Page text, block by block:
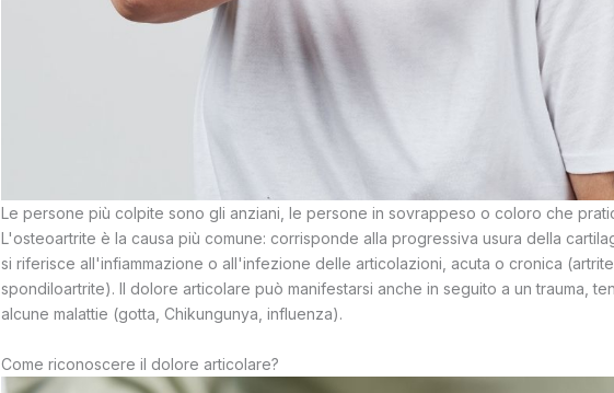
Le persone più colpite sono gli anziani, le persone in sovrappeso o coloro che
L'osteoartrite è la causa più comune: corrisponde alla progressiva usura della
si riferisce all'infiammazione o all'infezione delle articolazioni, acuta o cronica (artrite
spondiloartrite). Il dolore articolare può manifestarsi anche in seguito a un trauma,
alcune malattie (gotta, Chikungunya, influenza).
Come riconoscere il dolore articolare?